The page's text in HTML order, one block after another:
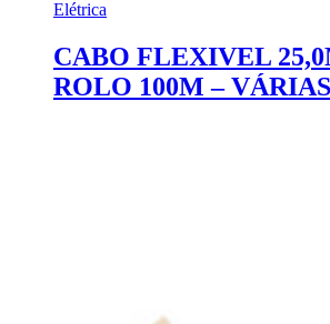
Elétrica
CABO FLEXIVEL
ROLO 100M –